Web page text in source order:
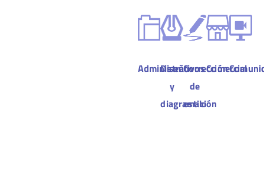
Administrativos
Diseño
y
diagramación
Corrección
de
estilo
Comercial